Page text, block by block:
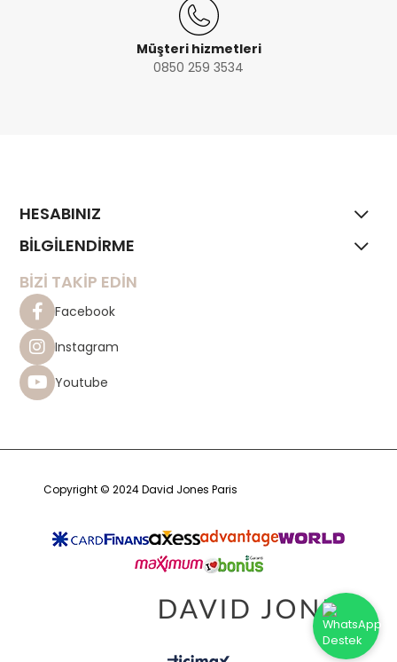
Müşteri hizmetleri
0850 259 3534
HESABINIZ
BİLGİLENDİRME
BİZİ TAKİP EDİN
Facebook
Instagram
Youtube
Copyright © 2024 David Jones Paris